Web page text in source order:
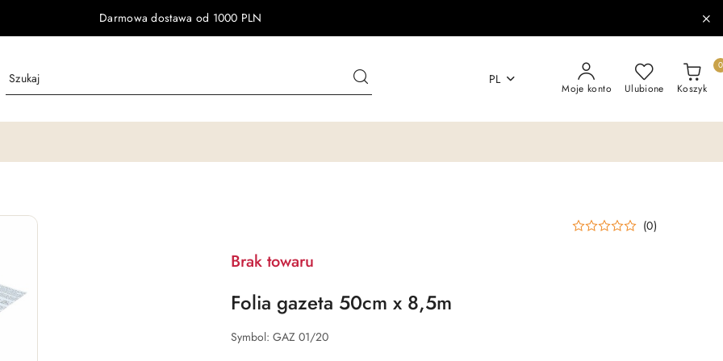
Darmowa dostawa od 1000 PLN
PL
Moje konto Ulubione Koszyk
0
(0)
Brak towaru
Folia gazeta 50cm x 8,5m
Symbol: GAZ 01/20